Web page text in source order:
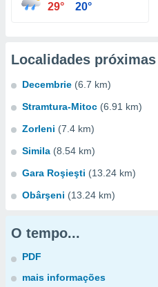
29° 20°
Localidades próximas
Decembrie (6.7 km)
Stramtura-Mitoc (6.91 km)
Zorleni (7.4 km)
Simila (8.54 km)
Gara Roşieşti (13.24 km)
Obârşeni (13.24 km)
O tempo...
PDF
mais informações